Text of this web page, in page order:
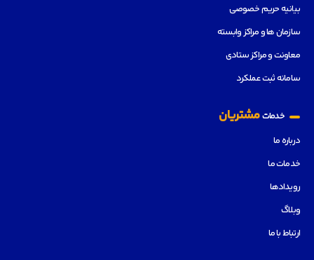
بیانیه حریم خصوصی
سازمان ها و مراکز وابسته
معاونت و مراکز ستادی
سامانه ثبت عملکرد
خدماتمشتریان
درباره ما
خدمات ما
رویدادها
وبلاگ
ارتباط با ما